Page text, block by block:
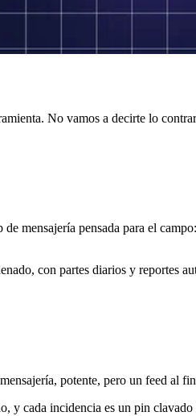
No vamos a decirte lo
mensajería pensada para el
con partes diarios y reportes
potente, pero un feed al
y cada incidencia es un pin